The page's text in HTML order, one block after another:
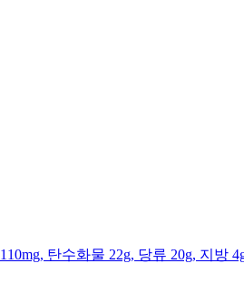
탄수화물 22g, 당류 20g, 지